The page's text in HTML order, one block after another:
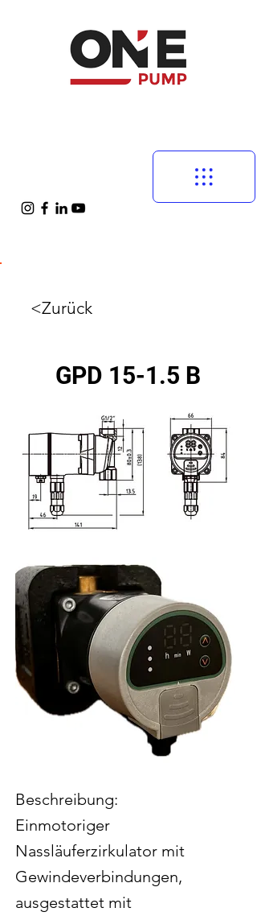
<Zurück
GPD 15-1.5 B
Beschreibung:
Einmotoriger
Nassläuferzirkulator mit
Gewindeverbindungen,
ausgestattet mit